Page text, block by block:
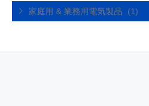
家庭用 & 業務用電気製品 (1)